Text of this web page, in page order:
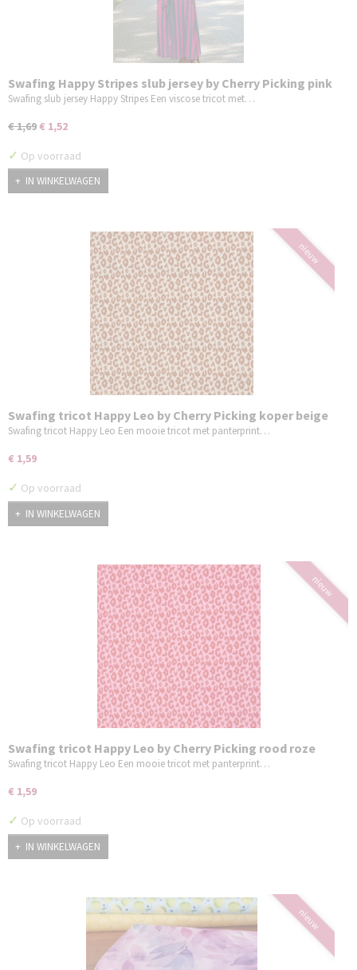
Swafing Happy Stripes slub jersey by Cherry Picking pink
smaragd
Swafing slub jersey Happy Stripes Een viscose tricot met…
€ 1,69€ 1,52
✓ Op voorraad
IN WINKELWAGEN
nieuw
Swafing tricot Happy Leo by Cherry Picking koper beige
Swafing tricot Happy Leo Een mooie tricot met panterprint…
€ 1,59
✓ Op voorraad
IN WINKELWAGEN
nieuw
Swafing tricot Happy Leo by Cherry Picking rood roze
Swafing tricot Happy Leo Een mooie tricot met panterprint…
€ 1,59
✓ Op voorraad
IN WINKELWAGEN
nieuw